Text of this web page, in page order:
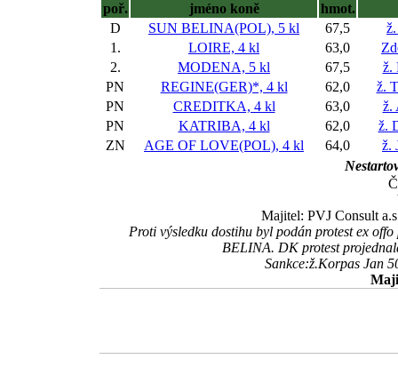
poř. jméno koně
hmot.
D
SUN BELINA(POL), 5 kl 67,5
1.
LOIRE, 4 kl 63,0
2.
MODENA, 5 kl 67,5
ž.
PN
REGINE(GER)*, 4 kl 62,0
ž.
PN
CREDITKA, 4 kl 63,0
ž.
PN
KATRIBA, 4 kl 62,0
ž.
ZN
AGE OF LOVE(POL), 4 kl 64,0
ž.
Majitel: PVJ Consult
Proti výsledku dostihu byl podán protest ex
BELINA. DK protest
Sankce:ž.Korpas Jan